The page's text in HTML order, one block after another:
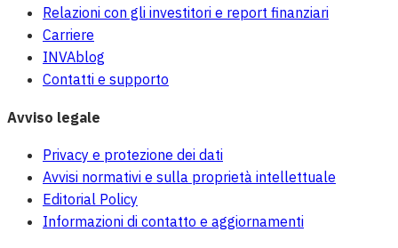
Relazioni con gli investitori e report finanziari
Carriere
INVAblog
Contatti e supporto
Avviso legale
Privacy e protezione dei dati
Avvisi normativi e sulla proprietà intellettuale
Editorial Policy
Informazioni di contatto e aggiornamenti